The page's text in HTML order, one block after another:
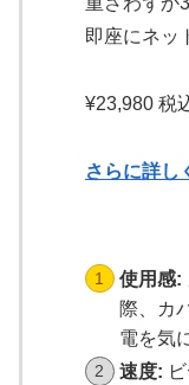
即座にネッ
¥23,980 税
さらに詳し
使用感:
際、カ
電を気
速度: